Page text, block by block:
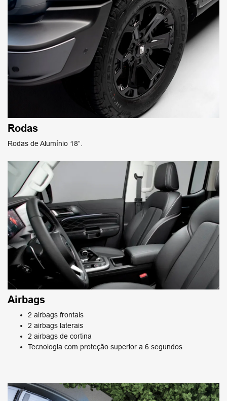
Rodas
Rodas de Alumínio 18”.
Airbags
2 airbags frontais
2 airbags laterais
2 airbags de cortina
Tecnologia com proteção superior a 6 segundos